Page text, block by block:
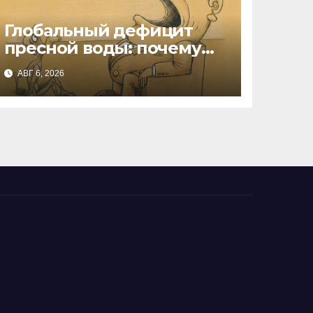
Глобальный дефицит
пресной воды: почему
мир на пороге водного
кризиса и что это значит
АВГ 6, 2026